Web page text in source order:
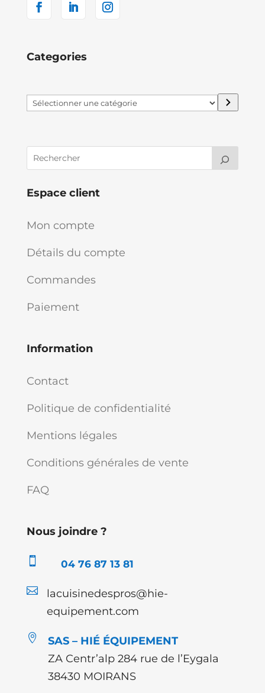
Categories
Sélectionner
Espace client
Mon compte
Détails du compte
Commandes
Paiement
Information
Contact
Politique de confidentialité
Mentions légales
Conditions générales de vente
FAQ
Nous joindre ?
 04 76 87 13 81

lacuisinedespros@hie-
equipement.com

SAS – HIÉ ÉQUIPEMENT
ZA Centr’alp 284 rue de l’Eygala
38430 MOIRANS